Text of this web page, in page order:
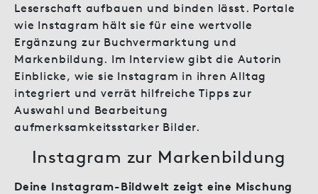
Leserschaft aufbauen und binden lässt. Portale
wie Instagram hält sie für eine wertvolle
Ergänzung zur Buchvermarktung und
Markenbildung. Im Interview gibt die Autorin
Einblicke, wie sie Instagram in ihren Alltag
integriert und verrät hilfreiche Tipps zur
Auswahl und Bearbeitung
aufmerksamkeitsstarker Bilder.
Instagram zur Markenbildung
Deine Instagram-Bildwelt zeigt eine Mischung